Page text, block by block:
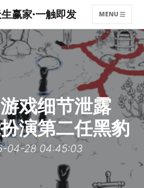
赢家·一触即发 MENU
戏细节泄露
演第二任黑豹
04-28 04:45:03